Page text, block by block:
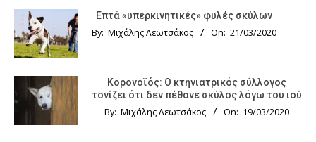
Επτά «υπερκινητικές» φυλές σκύλων
By: Μιχάλης Λεωτσάκος On: 21/03/2020
Κορονοϊός: Ο κτηνιατρικός σύλλογος
τονίζει ότι δεν πέθανε σκύλος λόγω του ιού
By: Μιχάλης Λεωτσάκος On: 19/03/2020